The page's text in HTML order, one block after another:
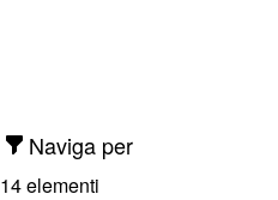
Naviga per
14elementi